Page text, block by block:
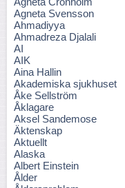
Agneta Svensson
Ahmadiyya
Ahmadreza Djalali
AI
AIK
Aina Hallin
Akademiska sjukhuset
Åke Sellström
Åklagare
Aksel Sandemose
Äktenskap
Aktuellt
Alaska
Albert Einstein
Ålder